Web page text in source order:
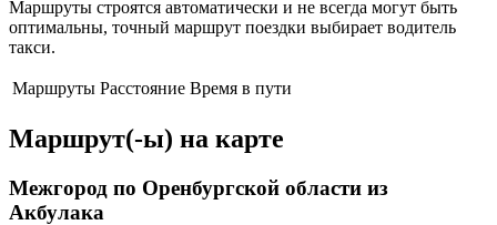
Маршруты строятся автоматически и не всегда могут быть
оптимальны, точный маршрут поездки выбирает водитель
такси.
Маршруты Расстояние Время в пути
Маршрут(-ы) на карте
Межгород по Оренбургской области из
Акбулака